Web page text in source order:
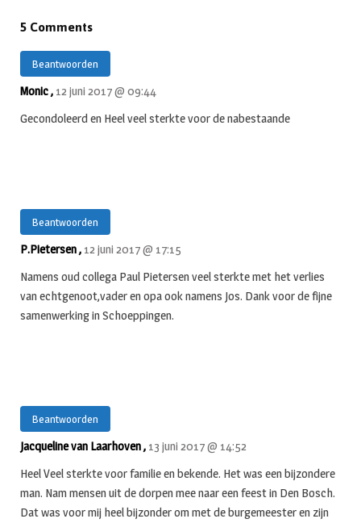
5 Comments
Beantwoorden
Monic , 12 juni 2017 @ 09:44
Gecondoleerd en Heel veel sterkte voor de nabestaande
Beantwoorden
P.Pietersen , 12 juni 2017 @ 17:15
Namens oud collega Paul Pietersen veel sterkte met het verlies
van echtgenoot,vader en opa ook namens Jos. Dank voor de fijne
samenwerking in Schoeppingen.
Beantwoorden
Jacqueline van Laarhoven , 13 juni 2017 @ 14:52
Heel Veel sterkte voor familie en bekende. Het was een bijzondere
man. Nam mensen uit de dorpen mee naar een feest in Den Bosch.
Dat was voor mij heel bijzonder om met de burgemeester en zijn